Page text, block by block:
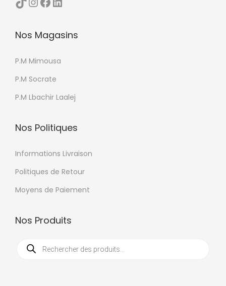
Nos Magasins
P.M Mimousa
P.M Socrate
P.M Lbachir Laalej
Nos Politiques
Informations Livraison
Politiques de Retour
Moyens de Paiement
Nos Produits